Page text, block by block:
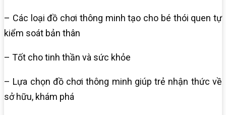
– Các loại đồ chơi thông minh tạo cho bé thói quen tự
kiểm soát bản thân
– Tốt cho tinh thần và sức khỏe
– Lựa chọn đồ chơi thông minh giúp trẻ nhận thức về
sở hữu, khám phá